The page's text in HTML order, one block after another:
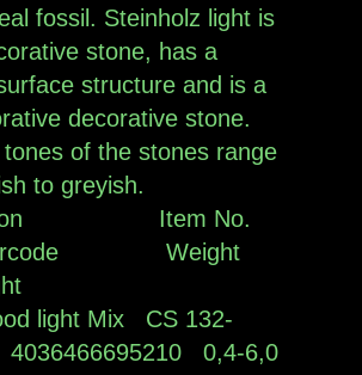
fossil. Steinholz light is
stone, has a
structure and is a
decorative stone.
of the stones range
to greyish.
Item No.
Weight
light Mix CS 132-
0,4-6,0